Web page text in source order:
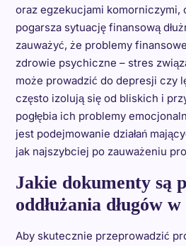
oraz egzekucjami komorniczymi,
pogarsza sytuację finansową
zauważyć, że problemy
zdrowie psychiczne – stres
może prowadzić do depresji czy
często izolują się od bliskich i
pogłębia ich problemy
jest podejmowanie działań
jak najszybciej po zauważeniu
Jakie dokumenty są
oddłużania długów
Aby skutecznie przeprowadzić